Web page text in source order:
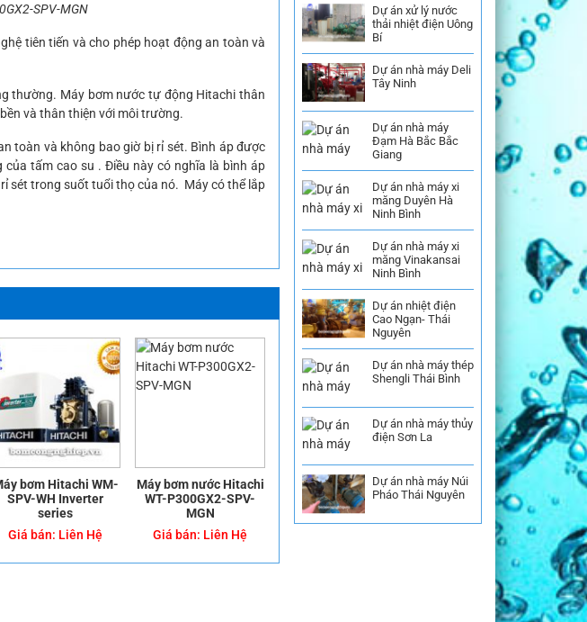
SPV-MGN
tiên tiến và cho phép hoạt động an toàn và
thường. Máy bơm nước tự động Hitachi thân
và thân thiện với môi trường.
toàn và không bao giờ bị rỉ sét. Bình áp được
tấm cao su . Điều này có nghĩa là bình áp
sét trong suốt tuổi thọ của nó. Máy có thể lắp
bơm Hitachi WM-
SPV-WH Inverter
series
Giá bán: Liên Hệ
Máy bơm nước Hitachi
WT-P300GX2-SPV-
MGN
Giá bán: Liên Hệ
Dự án xử lý nước
thải nhiệt điện Uông
Bí
Dự án nhà máy Deli
Tây Ninh
Dự án nhà máy
Đạm Hà Bắc Bắc
Giang
Dự án nhà máy xi
măng Duyên Hà
Ninh Bình
Dự án nhà máy xi
măng Vinakansai
Ninh Bình
Dự án nhiệt điện
Cao Ngạn- Thái
Nguyên
Dự án nhà máy thép
Shengli Thái Bình
Dự án nhà máy thủy
điện Sơn La
Dự án nhà máy Núi
Pháo Thái Nguyên